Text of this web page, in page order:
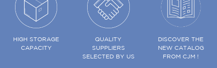
HIGH STORAGE
CAPACITY
QUALITY
SUPPLIERS
SELECTED BY US
DISCOVER THE
NEW CATALOG
FROM CJM !